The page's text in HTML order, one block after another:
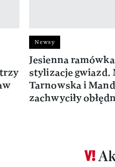
Newsy
Jesienna
stylizacje gwiazd.
Tarnowska i
zachwyciły